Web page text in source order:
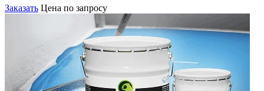
Заказать Цена по запросу